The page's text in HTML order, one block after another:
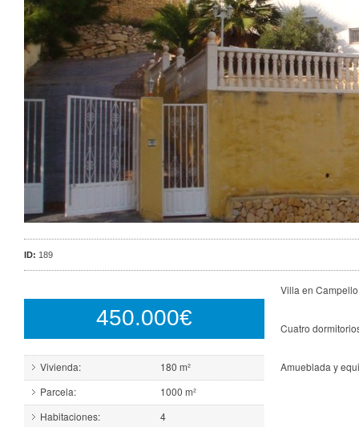
ID: 189
450.000€
Vivienda:
180 m²
Parcela:
1000 m²
Habitaciones:
4
Villa en
Cuatro
Amueblada y